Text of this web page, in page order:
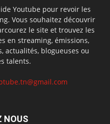
Youtube pour revoir les
Vous souhaitez découvrir
le site et trouvez les
en streaming, émissions,
actualités, blogueuses ou
talents.
NOUS